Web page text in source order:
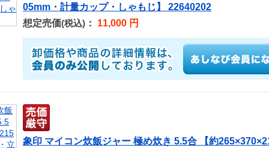
05mm・計量カップ・しゃもじ】 22640202
想定売価(税込) ： 11,000 円
象印 マイコン炊飯ジャー 極め炊き 5.5合 【約